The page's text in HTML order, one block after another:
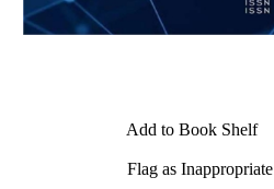
Add to Book Shelf
Flag as Inappropriate